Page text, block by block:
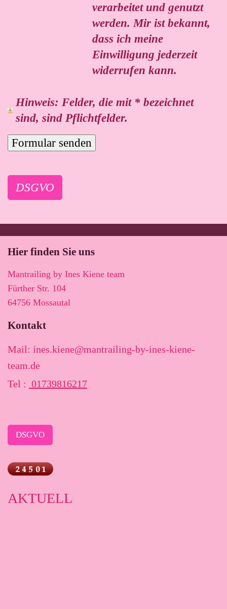
verarbeitet und genutzt
werden. Mir ist bekannt,
dass ich meine
Einwilligung jederzeit
widerrufen kann.
Hinweis : Felder, die mit * bezeichnet
sind, sind Pflichtfelder.
DSGVO
Hier finden Sie uns
Mantrailing by Ines Kiene team
Fürther Str. 104
64756 Mossautal
Kontakt
Mail: ines.kiene@mantrailing-by-ines-kiene-
team.de
Tel : 01739816217
DSGVO
AKTUELL